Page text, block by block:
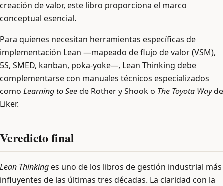
creación de valor, este libro proporciona el marco
conceptual esencial.
Para quienes necesitan herramientas específicas de
implementación Lean —mapeado de flujo de valor (VSM),
5S, SMED, kanban, poka-yoke—, Lean Thinking debe
complementarse con manuales técnicos especializados
como Learning to Seede Rother y Shook o The Toyota Wayde
Liker.
Veredicto final
Lean Thinkinges uno de los libros de gestión industrial más
influyentes de las últimas tres décadas. La claridad con la